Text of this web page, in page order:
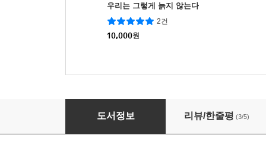
우리는 그렇게 늙지 않는다
2건
10,000원
우리는 왜 끊임없이 곁눈질을 하는가
도서정보 리뷰/한줄평 (3/5)